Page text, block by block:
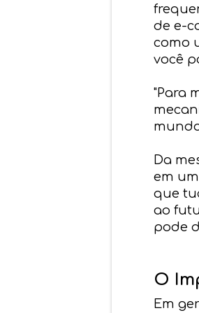
de e-
como
você
"Para
Da
em
que
ao
pode
O
Em